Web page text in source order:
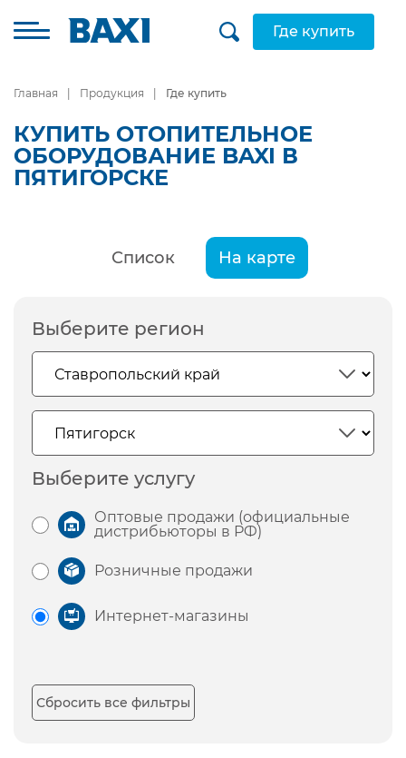
Где купить
Главная Продукция Где купить
КУПИТЬ ОТОПИТЕЛЬНОЕ
ОБОРУДОВАНИЕ BAXI В
ПЯТИГОРСКЕ
Список На карте
Выберите регион
Выберите услугу
Оптовые продажи (официальные
дистрибьюторы в РФ)
Розничные продажи
Интернет-магазины
Сбросить все фильтры